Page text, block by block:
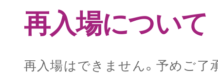
再入場について
再入場はできません。予めご了